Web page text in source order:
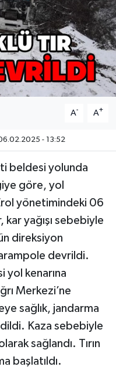
A- A+
- 13:52
beldesi yolunda
göre, yol
yönetimindeki 06
kar yağışı sebebiyle
direksiyon
devrildi.
yol kenarına
Merkezi’ne
sağlık, jandarma
Kaza sebebiyle
sağlandı. Tırın
başlatıldı.